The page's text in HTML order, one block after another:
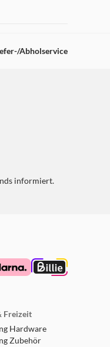
Abholservice
informiert.
Freizeit
Hardware
Zubehör